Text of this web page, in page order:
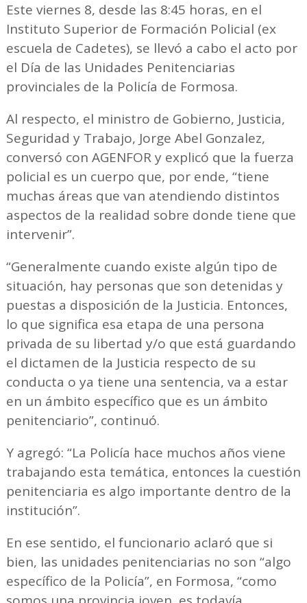
Este viernes 8, desde las 8:45 horas, en el
Instituto Superior de Formación Policial (ex
escuela de Cadetes), se llevó a cabo el acto por
el Día de las Unidades Penitenciarias
provinciales de la Policía de Formosa.
Al respecto, el ministro de Gobierno, Justicia,
Seguridad y Trabajo, Jorge Abel Gonzalez,
conversó con AGENFOR y explicó que la fuerza
policial es un cuerpo que, por ende, “tiene
muchas áreas que van atendiendo distintos
aspectos de la realidad sobre donde tiene que
intervenir”.
“Generalmente cuando existe algún tipo de
situación, hay personas que son detenidas y
puestas a disposición de la Justicia. Entonces,
lo que significa esa etapa de una persona
privada de su libertad y/o que está guardando
el dictamen de la Justicia respecto de su
conducta o ya tiene una sentencia, va a estar
en un ámbito específico que es un ámbito
penitenciario”, continuó.
Y agregó: “La Policía hace muchos años viene
trabajando esta temática, entonces la cuestión
penitenciaria es algo importante dentro de la
institución”.
En ese sentido, el funcionario aclaró que si
bien, las unidades penitenciarias no son “algo
específico de la Policía”, en Formosa, “como